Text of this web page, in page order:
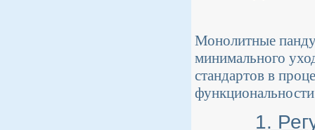
Монолитные
минимального
стандартов в
1.